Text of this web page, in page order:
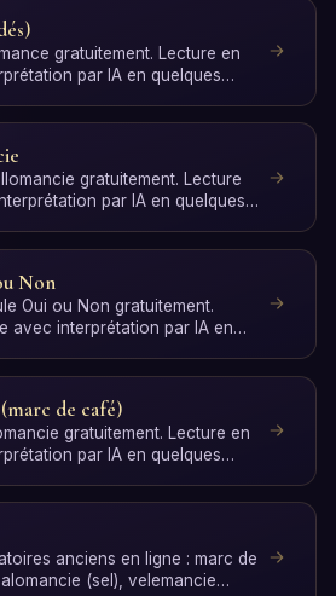
gratuitement. Lecture en
par IA en quelques
gratuitement. Lecture
par IA en quelques
Non
Oui ou Non gratuitement.
avec interprétation par IA en
de café)
gratuitement. Lecture en
par IA en quelques
anciens en ligne : marc de
(sel), velemancie